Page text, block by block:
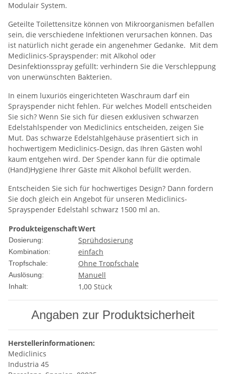
Modulair System.
Geteilte Toilettensitze können von Mikroorganismen befallen
sein, die verschiedene Infektionen verursachen können. Das
ist natürlich nicht gerade ein angenehmer Gedanke. Mit dem
Mediclinics-Sprayspender: mit Alkohol oder
Desinfektionsspray gefüllt: verhindern Sie die Verschleppung
von unerwünschten Bakterien.
In einem luxuriös eingerichteten Waschraum darf ein
Sprayspender nicht fehlen. Für welches Modell entscheiden
Sie sich? Wenn Sie sich für diesen exklusiven schwarzen
Edelstahlspender von Mediclinics entscheiden, zeigen Sie
Mut. Das schwarze Edelstahlgehäuse präsentiert sich in
hochwertigem Mediclinics-Design, das Ihren Gästen wohl
kaum entgehen wird. Der Spender kann für die optimale
(Hand)Hygiene Ihrer Gäste mit Alkohol befüllt werden.
Entscheiden Sie sich für hochwertiges Design? Dann fordern
Sie doch gleich ein Angebot für unseren Mediclinics-
Sprayspender Edelstahl schwarz 1500 ml an.
ProdukteigenschaftWert
Dosierung: Sprühdosierung
Kombination: einfach
Tropfschale: Ohne Tropfschale
Auslösung: Manuell
Inhalt: 1,00 Stück
Angaben zur Produktsicherheit
Herstellerinformationen:
Mediclinics
Industria 45